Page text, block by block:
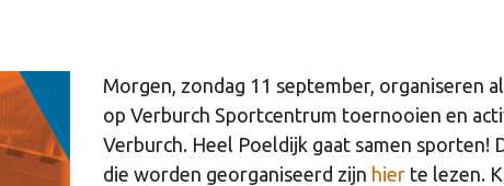
Morgen, zondag 11 september, organiseren
op Verburch Sportcentrum toernooien en
Verburch. Heel Poeldijk gaat samen sporten!
die worden georganiseerd zijn hierte lezen.